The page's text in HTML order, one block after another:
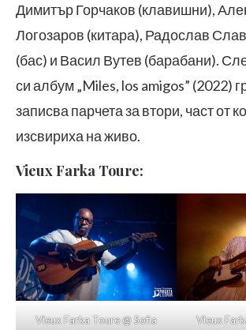
Димитър Горчаков (клавишни),
Логозаров (китара), Радослав
(бас) и Васил Вутев (барабани).
си албум „Miles, los amigos” (2022)
записва парчета за втори, част от
изсвириха на живо.
Vieux Farka Toure:
Vieux Farka Toure @ Sofia
Vieux